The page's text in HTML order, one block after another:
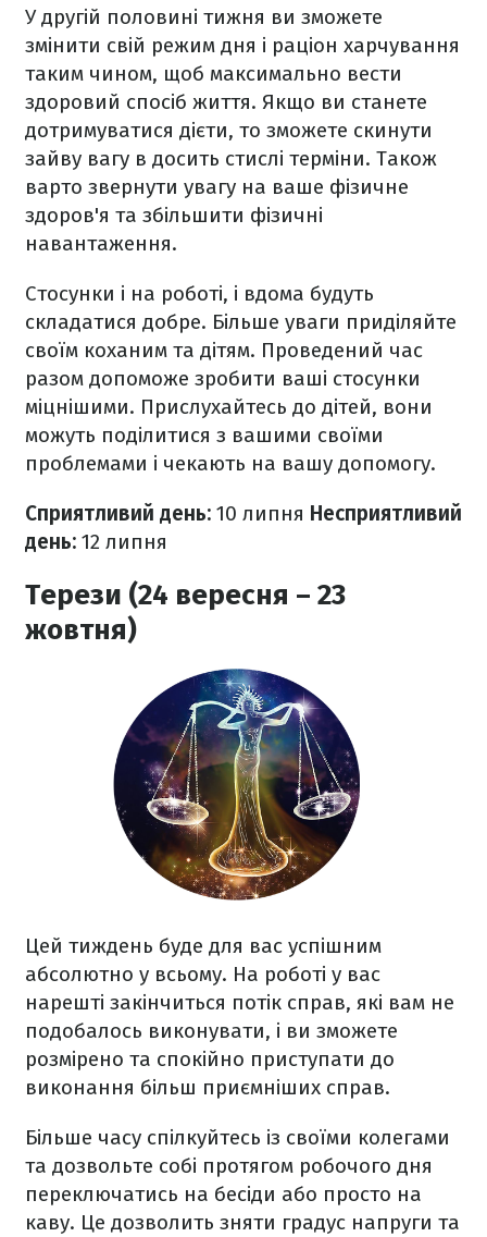
У другій половині тижня ви зможете
змінити свій режим дня і раціон харчування
таким чином, щоб максимально вести
здоровий спосіб життя. Якщо ви станете
дотримуватися дієти, то зможете скинути
зайву вагу в досить стислі терміни. Також
варто звернути увагу на ваше фізичне
здоров'я та збільшити фізичні
навантаження.
Стосунки і на роботі, і вдома будуть
складатися добре. Більше уваги приділяйте
своїм коханим та дітям. Проведений час
разом допоможе зробити ваші стосунки
міцнішими. Прислухайтесь до дітей, вони
можуть поділитися з вашими своїми
проблемами і чекають на вашу допомогу.
Сприятливий день: 10 липня Несприятливий
день: 12 липня
Терези (24 вересня – 23
жовтня)
Цей тиждень буде для вас успішним
абсолютно у всьому. На роботі у вас
нарешті закінчиться потік справ, які вам не
подобалось виконувати, і ви зможете
розмірено та спокійно приступати до
виконання більш приємніших справ.
Більше часу спілкуйтесь із своїми колегами
та дозвольте собі протягом робочого дня
переключатись на бесіди або просто на
каву. Це дозволить зняти градус напруги та